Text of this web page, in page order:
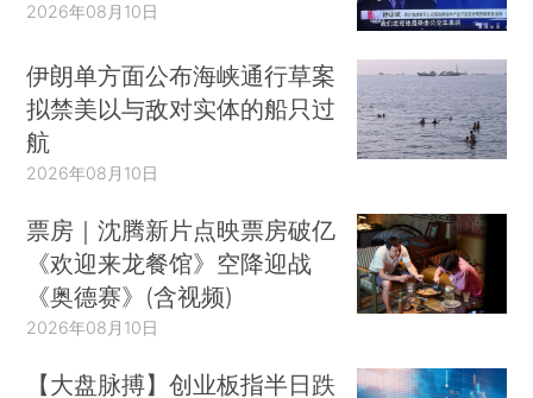
2026年08月10日
伊朗单方面公布海峡通行草案
拟禁美以与敌对实体的船只过
航
2026年08月10日
票房｜沈腾新片点映票房破亿
《欢迎来龙餐馆》空降迎战
《奥德赛》(含视频)
2026年08月10日
【大盘脉搏】创业板指半日跌